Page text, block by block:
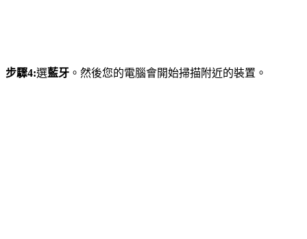
步驟4:選藍牙 。然後您的電腦會開始掃描附近的裝置。